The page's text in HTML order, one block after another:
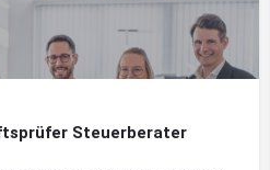
Steuerberater